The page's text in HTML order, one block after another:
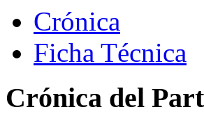
Crónica
Ficha Técnica
Crónica del